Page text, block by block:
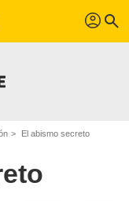
profil search
El abismo secreto